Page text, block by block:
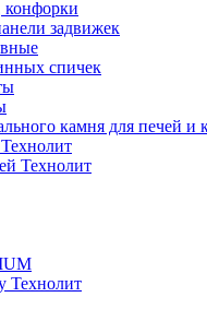
конфорки
задвижек
спичек
камня для печей и
Технолит
Технолит